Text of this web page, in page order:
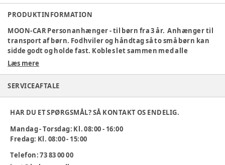
PRODUKTINFORMATION
MOON-CAR Personanhænger - til børn fra 3 år. Anhænger til
transport af børn. Fodhviler og håndtag så to små børn kan
sidde godt og holde fast. Kobles let sammen med alle
køretøjer fra Moon-Car. Pulverlakeret stålkarosseri.
udskiftes. Vægt: 12 kg. CE mærket efter EN71. Miljøvenlig.
Læs mere
SERVICEAFTALE
HAR DU ET SPØRGSMÅL? SÅ KONTAKT OS ENDELIG.
Mandag - Torsdag: Kl. 08:00 - 16:00
Fredag: Kl. 08:00 - 15:00
Telefon: 73 83 00 00